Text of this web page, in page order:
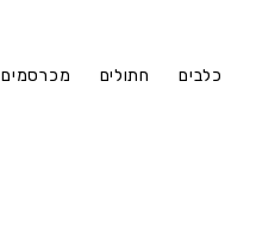
מכרסמים חתולים כלבים